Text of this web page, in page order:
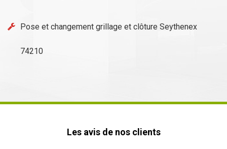
Pose et changement grillage et clôture Seythenex
74210
Les avis de nos clients